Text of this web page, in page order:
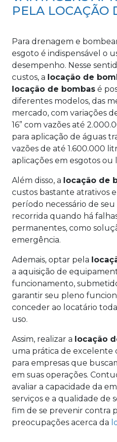
PELA LOCAÇÃO
Para drenagem e
esgoto é indispensável o
desempenho. Nesse
custos, a locação de
locação de bombas é
diferentes modelos, das
mercado, com variações
16” com vazões até
para aplicação de águas
vazões de até 1.600.000
aplicações em esgotos ou
Além disso, a locação de
custos bastante atrativos
período necessário de
recorrida quando há
permanentes, como
emergência.
Ademais, optar pela
a aquisição de
funcionamento,
garantir seu pleno
conceder ao locatário
uso.
Assim, realizar a locação
uma prática de excelente
para empresas que
em suas operações.
avaliar a capacidade da
serviços e a qualidade de
fim de se prevenir contra
preocupações acerca da